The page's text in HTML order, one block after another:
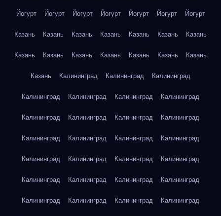
Йогурт Йогурт Йогурт Йогурт Йогурт Йогурт Йогурт
Казань Казань Казань Казань Казань Казань Казань
Казань Казань Казань Казань Казань Казань Казань
Казань Калининград Калининград Калининград
Калининград Калининград Калининград Калининград
Калининград Калининград Калининград Калининград
Калининград Калининград Калининград Калининград
Калининград Калининград Калининград Калининград
Калининград Калининград Калининград Калининград
Калининград Калининград Калининград Калининград